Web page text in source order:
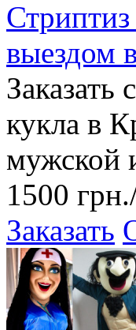
выездом
Заказать
кукла в
мужской
1500 грн.
Заказать